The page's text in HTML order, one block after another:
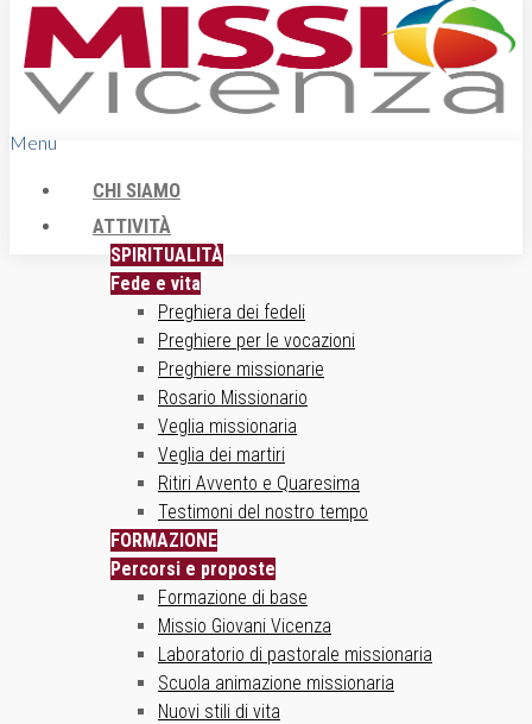
Menu
CHI SIAMO
ATTIVITÀ
SPIRITUALITÀ
Fede e vita
Preghiera dei fedeli
Preghiere per le vocazioni
Preghiere missionarie
Rosario Missionario
Veglia missionaria
Veglia dei martiri
Ritiri Avvento e Quaresima
Testimoni del nostro tempo
FORMAZIONE
Percorsi e proposte
Formazione di base
Missio Giovani Vicenza
Laboratorio di pastorale missionaria
Scuola animazione missionaria
Nuovi stili di vita